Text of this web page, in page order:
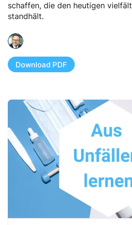
schaffen, die den heutigen
standhält.
Download PDF